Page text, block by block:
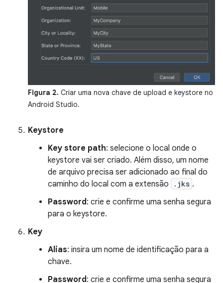
Figura 2. Criar uma nova chave de upload e keystore no
Android Studio.
Keystore
Key store path: selecione o local onde o
keystore vai ser criado. Além disso, um nome
de arquivo precisa ser adicionado ao final do
caminho do local com a extensão
.jks .
Password: crie e confirme uma senha segura
para o keystore.
Key
Alias: insira um nome de identificação para a
chave.
Password: crie e confirme uma senha segura